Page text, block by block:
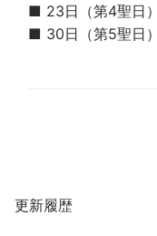
■ 23日（第4聖日
■ 30日（第5聖日
更新履歴